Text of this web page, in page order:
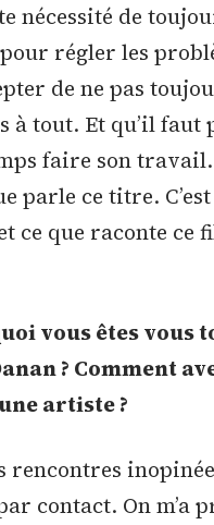
nécessité de
régler les
de ne pas
à tout. Et qu’il faut
faire son travail.
parle ce titre.
ce que raconte ce
vous êtes vous
? Comment
artiste ?
rencontres
contact. On m’a